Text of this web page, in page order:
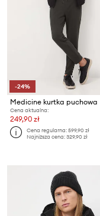
-24%
Medicine kurtka puchowa
Cena aktualna:
249,90 zł
Cena regularna:599,90 zł
Najniższa cena:329,90 zł